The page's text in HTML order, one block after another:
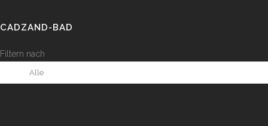
CADZAND-BAD
Filtern nach